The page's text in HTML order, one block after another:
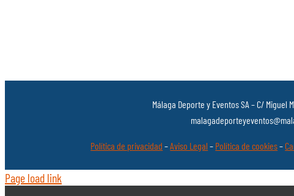
Málaga Deporte y Eventos SA – C/ Miguel
Política de privacidad –Aviso Legal – Política de cookies–
Page load link